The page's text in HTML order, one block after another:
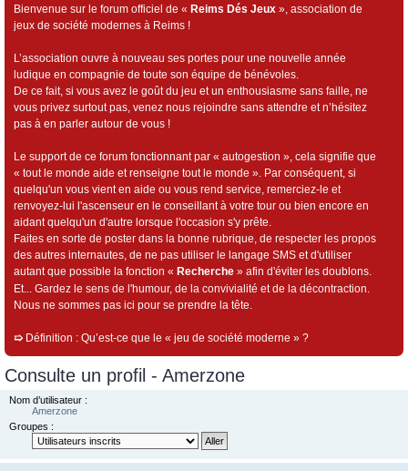
Bienvenue sur le forum officiel de « Reims Dés Jeux », association de
jeux de société modernes à Reims !
L’association ouvre à nouveau ses portes pour une nouvelle année
ludique en compagnie de toute son équipe de bénévoles.
De ce fait, si vous avez le goût du jeu et un enthousiasme sans faille, ne
vous privez surtout pas, venez nous rejoindre sans attendre et n’hésitez
pas à en parler autour de vous !
Le support de ce forum fonctionnant par « autogestion », cela signifie que
« tout le monde aide et renseigne tout le monde ». Par conséquent, si
quelqu'un vous vient en aide ou vous rend service, remerciez-le et
renvoyez-lui l'ascenseur en le conseillant à votre tour ou bien encore en
aidant quelqu'un d'autre lorsque l'occasion s'y prête.
Faites en sorte de poster dans la bonne rubrique, de respecter les propos
des autres internautes, de ne pas utiliser le langage SMS et d'utiliser
autant que possible la fonction « Recherche » afin d'éviter les doublons.
Et... Gardez le sens de l'humour, de la convivialité et de la décontraction.
Nous ne sommes pas ici pour se prendre la tête.
➯ Définition : Qu’est-ce que le « jeu de société moderne » ?
Consulte un profil - Amerzone
Nom d’utilisateur :
Amerzone
Groupes :